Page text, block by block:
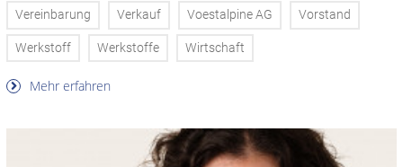
Vereinbarung Verkauf Voestalpine AG Vorstand
Werkstoff Werkstoffe Wirtschaft
Mehr erfahren